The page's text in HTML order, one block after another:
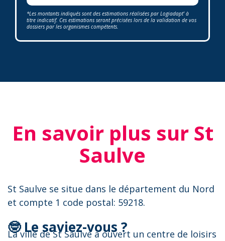
*Les montants indiqués sont des estimations réalisées par Logiadapt' à
titre indicatif. Ces estimations seront précisées lors de la validation de vos
dossiers par les organismes compétents.
En savoir plus sur St
Saulve
St Saulve se situe dans le département du Nord
et compte 1 code postal: 59218.
🤓 Le saviez-vous ?
La ville de St Saulve a ouvert un centre de loisirs